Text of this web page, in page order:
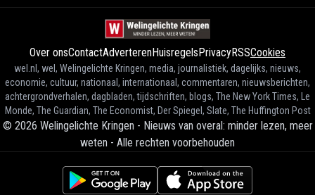
Over onsContactAdverterenHuisregelsPrivacyRSSCookies
wel.nl, wel, Welingelichte Kringen, media, journalistiek, dagelijks, nieuws,
economie, cultuur, nationaal, internationaal, commentaren, nieuwsberichten,
achtergrondverhalen, dagbladen, tijdschriften, blogs, The New York Times, Le
Monde, The Guardian, The Economist, Der Spiegel, Slate, The Huffington Post
© 2026 Welingelichte Kringen - Nieuws van overal: minder lezen, meer
weten - Alle rechten voorbehouden